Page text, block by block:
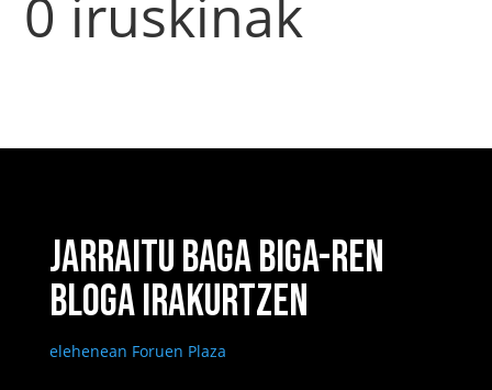
0 iruskinak
JARRAITU BAGA BIGA-REN
BLOGA IRAKURTZEN